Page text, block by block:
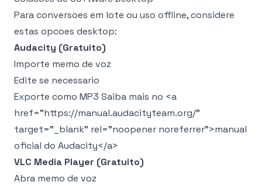
Para conversoes em lote ou uso offline, considere
estas opcoes desktop:
Audacity (Gratuito)
Importe memo de voz
Edite se necessario
Exporte como MP3 Saiba mais no <a
href="https://manual.audacityteam.org/"
target="_blank" rel="noopener noreferrer">manual
oficial do Audacity</a>
VLC Media Player (Gratuito)
Abra memo de voz